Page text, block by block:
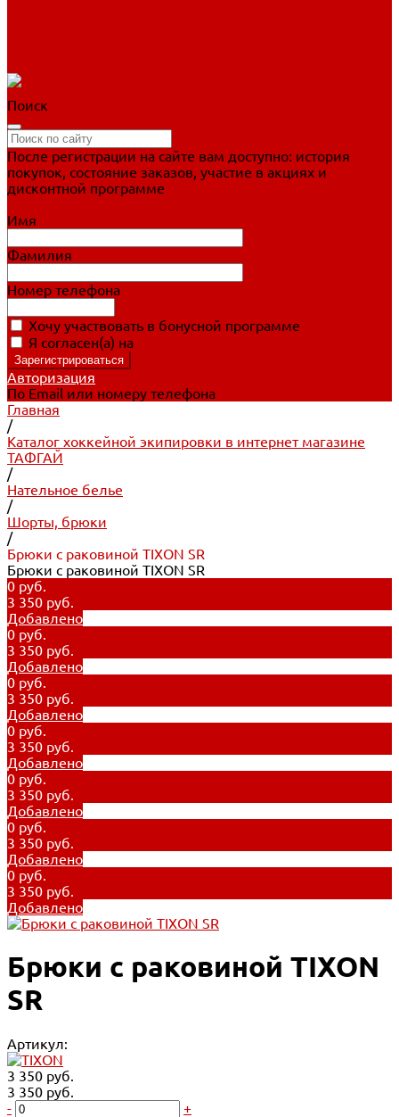
Поиск
После регистрации на сайте вам доступно: история
покупок, состояние заказов, участие в акциях и
дисконтной программе
Имя
Фамилия
Номер телефона
Хочу участвовать в бонусной программе
Я согласен(а) на
Авторизация
По Email или номеру телефона
Главная
/
Каталог хоккейной экипировки в интернет магазине
ТАФГАЙ
/
Нательное белье
/
Шорты, брюки
/
Брюки с раковиной TIXON SR
Брюки с раковиной TIXON SR
0 руб.
3 350 руб.
Добавлено
0 руб.
3 350 руб.
Добавлено
0 руб.
3 350 руб.
Добавлено
0 руб.
3 350 руб.
Добавлено
0 руб.
3 350 руб.
Добавлено
0 руб.
3 350 руб.
Добавлено
0 руб.
3 350 руб.
Добавлено
Брюки с раковиной TIXON
SR
Артикул:
3 350 руб.
3 350 руб.
-
+